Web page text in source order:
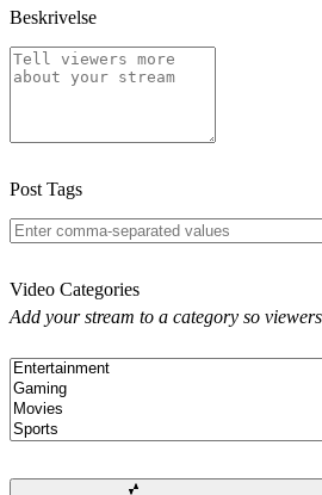
Beskrivelse
Post Tags
Video Categories
Add your stream to a category so